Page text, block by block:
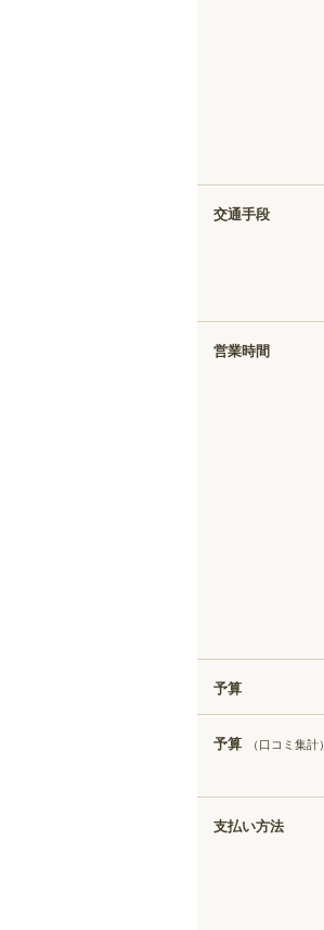
交通手段
営業時間
予算
予算 （口コミ集計）
支払い方法